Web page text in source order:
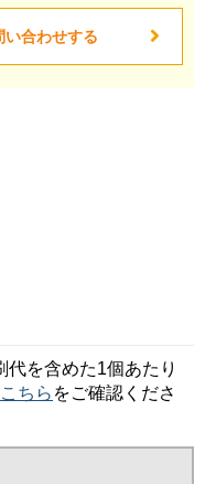
い合わせする
カートへ進む
を含めた1個あたり
こちら をご確認くださ